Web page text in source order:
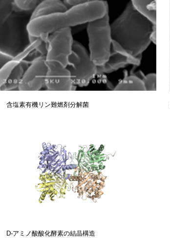
含塩素有機リン難燃剤分解菌
D-アミノ酸酸化酵素の結晶構造